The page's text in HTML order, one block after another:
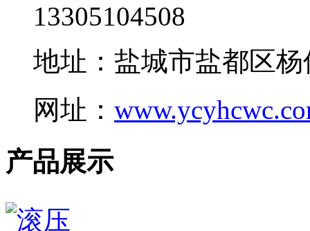
13305104508
地址：盐城市盐都区
网址：
产品展示